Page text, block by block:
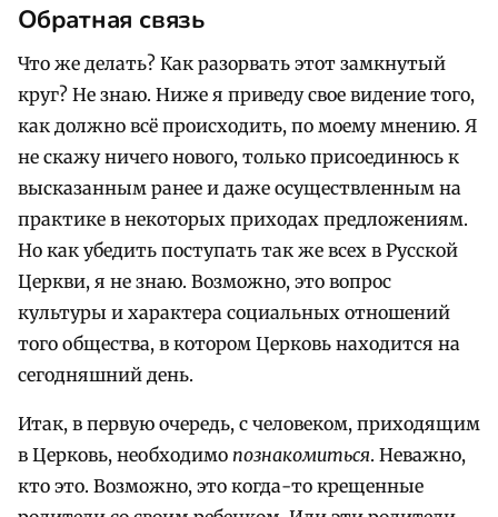
Обратная связь
Что же делать? Как разорвать этот замкнутый
круг? Не знаю. Ниже я приведу свое видение того,
как должно всё происходить, по моему мнению. Я
не скажу ничего нового, только присоединюсь к
высказанным ранее и даже осуществленным на
практике в некоторых приходах предложениям.
Но как убедить поступать так же всех в Русской
Церкви, я не знаю. Возможно, это вопрос
культуры и характера социальных отношений
того общества, в котором Церковь находится на
сегодняшний день.
Итак, в первую очередь, с человеком, приходящим
в Церковь, необходимо познакомиться. Неважно,
кто это. Возможно, это когда-то крещенные